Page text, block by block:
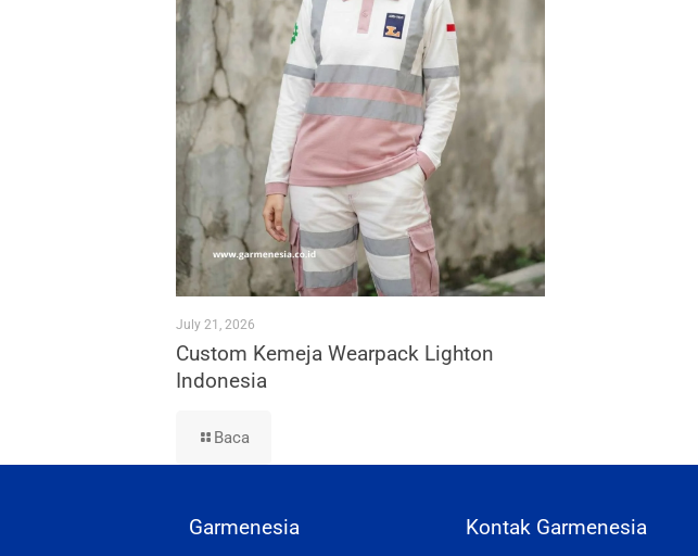
July 21, 2026
Custom Kemeja Wearpack Lighton
Indonesia
Baca
Garmenesia Kontak Garmenesia